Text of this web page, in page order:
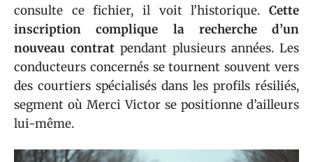
consulte ce fichier, il voit l’historique. Cette
inscription complique la recherche d’un
nouveau contrat pendant plusieurs années. Les
conducteurs concernés se tournent souvent vers
des courtiers spécialisés dans les profils résiliés,
segment où Merci Victor se positionne d’ailleurs
lui-même.